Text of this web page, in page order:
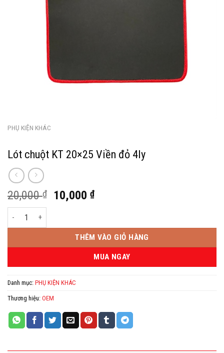
PHỤ KIỆN KHÁC
Lót chuột KT 20×25 Viền đỏ 4ly
20,000₫
Giá
20,000 ₫.
10,000₫Giá
là:
10,000 ₫.
Lót chuột KT 20x25 Viền đỏ 4ly số lượng
THÊM VÀO GIỎ HÀNG
MUA NGAY
Danh mục: PHỤ KIỆN KHÁC
Thương hiệu: OEM